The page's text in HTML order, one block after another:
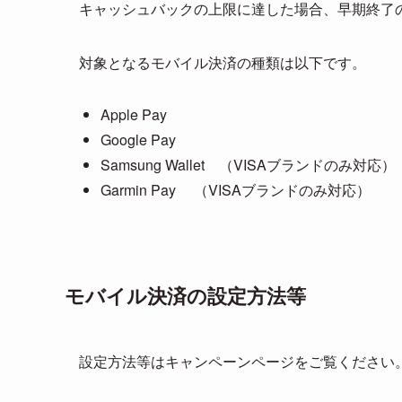
キャッシュバックの上限に達した場合、早期終了
対象となるモバイル決済の種類は以下です。
Apple Pay
Google Pay
Samsung Wallet （VISAブランドのみ対応）
Garmin Pay （VISAブランドのみ対応）
モバイル決済の設定方法等
設定方法等はキャンペーンページをご覧ください。